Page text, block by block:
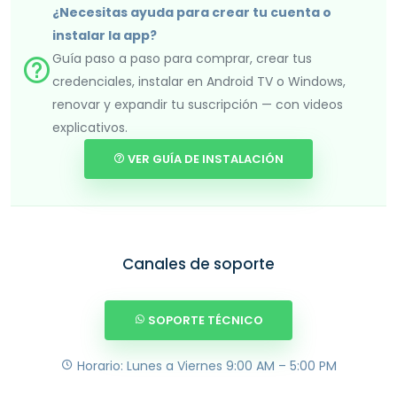
¿Necesitas ayuda para crear tu cuenta o
instalar la app?
Guía paso a paso para comprar, crear tus
credenciales, instalar en Android TV o Windows,
renovar y expandir tu suscripción — con videos
explicativos.
VER GUÍA DE INSTALACIÓN
Canales de soporte
SOPORTE TÉCNICO
Horario: Lunes a Viernes 9:00 AM – 5:00 PM